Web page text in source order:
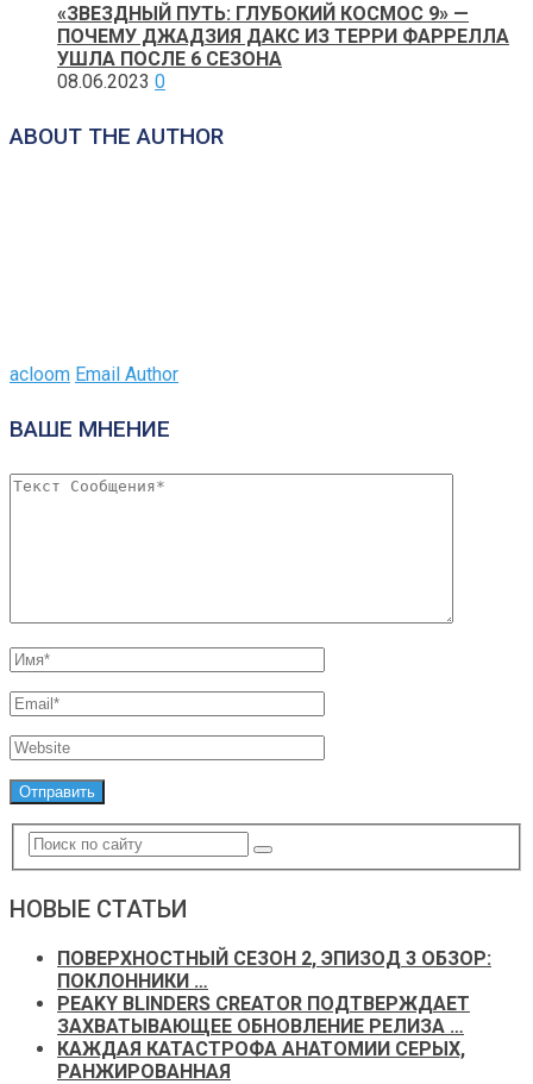
«ЗВЕЗДНЫЙ ПУТЬ: ГЛУБОКИЙ КОСМОС 9» —
ПОЧЕМУ ДЖАДЗИЯ ДАКС ИЗ ТЕРРИ ФАРРЕЛЛА
УШЛА ПОСЛЕ 6 СЕЗОНА
08.06.2023 0
ABOUT THE AUTHOR
acloom Email Author
ВАШЕ МНЕНИЕ
НОВЫЕ СТАТЬИ
ПОВЕРХНОСТНЫЙ СЕЗОН 2, ЭПИЗОД 3 ОБЗОР:
ПОКЛОННИКИ …
PEAKY BLINDERS CREATOR ПОДТВЕРЖДАЕТ
ЗАХВАТЫВАЮЩЕЕ ОБНОВЛЕНИЕ РЕЛИЗА …
КАЖДАЯ КАТАСТРОФА АНАТОМИИ СЕРЫХ,
РАНЖИРОВАННАЯ